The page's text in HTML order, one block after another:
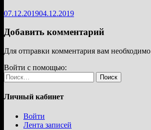
07.12.201904.12.2019
Добавить комментарий
Для отправки комментария вам необходимо
Войти с помощью:
Найти:
Личный кабинет
Войти
Лента записей